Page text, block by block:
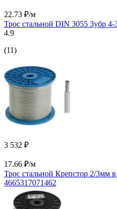
22.73 ₽/м
Трос стальной DIN 3055 Зубр 4-
4.9
(11)
3 532 ₽
17.66 ₽/м
Трос стальной Крепстор 2/3мм
4665317071462